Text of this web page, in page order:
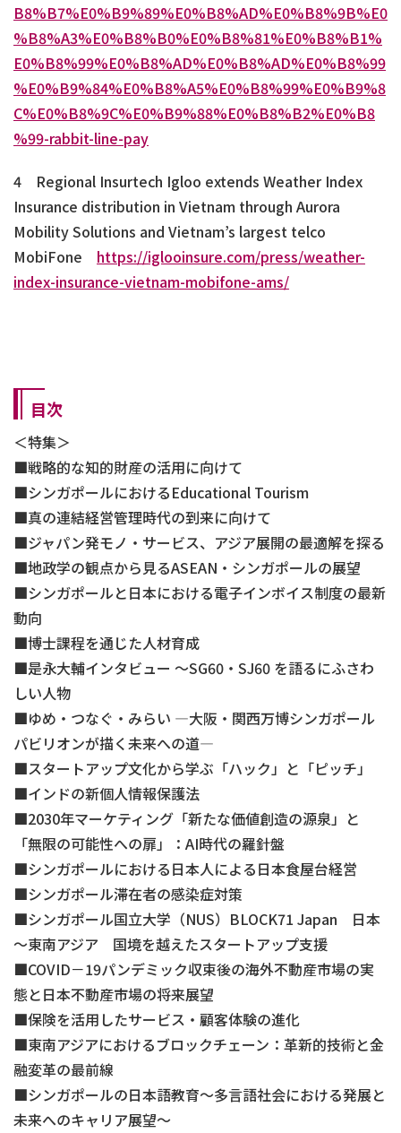
B8%B7%E0%B9%89%E0%B8%AD%E0%B8%9B%E0
%B8%A3%E0%B8%B0%E0%B8%81%E0%B8%B1%
E0%B8%99%E0%B8%AD%E0%B8%AD%E0%B8%99
%E0%B9%84%E0%B8%A5%E0%B8%99%E0%B9%8
C%E0%B8%9C%E0%B9%88%E0%B8%B2%E0%B8
%99-rabbit-line-pay
4 Regional Insurtech Igloo extends Weather Index
Insurance distribution in Vietnam through Aurora
Mobility Solutions and Vietnam’s largest telco
MobiFone https://iglooinsure.com/press/weather-
index-insurance-vietnam-mobifone-ams/
目次
＜特集＞
戦略的な知的財産の活用に向けて
シンガポールにおけるEducational Tourism
真の連結経営管理時代の到来に向けて
ジャパン発モノ・サービス、アジア展開の最適解を探る
地政学の観点から見るASEAN・シンガポールの展望
シンガポールと日本における電子インボイス制度の最新
動向
博士課程を通じた人材育成
是永大輔インタビュー ～SG60・SJ60 を語るにふさわ
しい人物
ゆめ・つなぐ・みらい ―大阪・関西万博シンガポール
パビリオンが描く未来への道―
スタートアップ文化から学ぶ「ハック」と「ピッチ」
インドの新個人情報保護法
2030年マーケティング「新たな価値創造の源泉」と
「無限の可能性への扉」：AI時代の羅針盤
シンガポールにおける日本人による日本食屋台経営
シンガポール滞在者の感染症対策
シンガポール国立大学（NUS）BLOCK71 Japan 日本
～東南アジア 国境を越えたスタートアップ支援
COVID－19パンデミック収束後の海外不動産市場の実
態と日本不動産市場の将来展望
保険を活用したサービス・顧客体験の進化
東南アジアにおけるブロックチェーン：革新的技術と金
融変革の最前線
シンガポールの日本語教育～多言語社会における発展と
未来へのキャリア展望～